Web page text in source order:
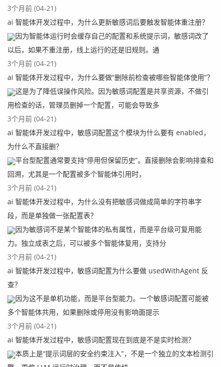
3个月前 (04-21)
ai 智能体开发过程中，为什么更新敏感词后要触发智能体重注册？
因为智能体运行时会缓存自己的配置和系统提示词，敏感词改了
以后，如果不重注册，线上运行的还是旧规则。通
3个月前 (04-21)
ai 智能体开发过程中，为什么要做“删除前检查被哪些智能体使用”？
这是为了降低误操作风险。因为敏感词配置是共享资源，不做引
用检查的话，管理员删掉一个配置，可能会导致多
3个月前 (04-21)
ai 智能体开发过程中，敏感词配置这个模块为什么要有 enabled，
为什么不直接删？
平台型配置通常要支持“停用但保留历史”。直接删除会影响排查和
回溯，尤其是一个配置被多个智能体引用时，
3个月前 (04-21)
ai 智能体开发过程中，为什么没有把敏感词做成简单的字符串字
段，而是单独做一张配置表？
因为敏感词不是某个智能体的私有属性，而是平台级可复用能
力。独立成表之后，可以被多个智能体复用，支持分
3个月前 (04-21)
ai 智能体开发过程中，敏感词配置为什么要做 usedWithAgent 反
查？
因为这不是单机功能，而是平台型能力。一个敏感词配置可能被
多个智能体共用，如果删除或停用没有影响面提示
3个月前 (04-21)
ai 智能体开发过程中，敏感词配置现在到底是不是实时检测？
本质上是“提示词层的安全约束注入”，不是一个独立的文本检测引